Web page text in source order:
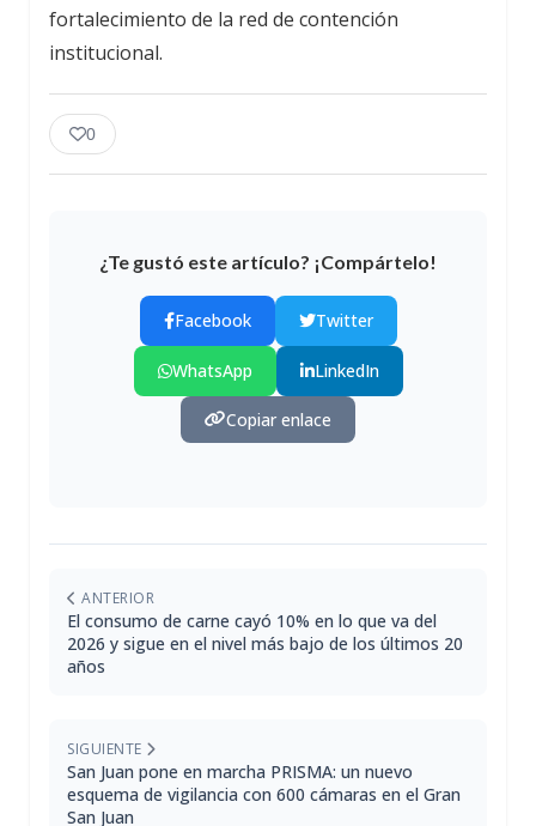
fortalecimiento de la red de contención
institucional.
0
¿Te gustó este artículo? ¡Compártelo!
Facebook Twitter
WhatsApp LinkedIn
Copiar enlace
ANTERIOR
El consumo de carne cayó 10% en lo que va del
2026 y sigue en el nivel más bajo de los últimos 20
años
SIGUIENTE
San Juan pone en marcha PRISMA: un nuevo
esquema de vigilancia con 600 cámaras en el Gran
San Juan